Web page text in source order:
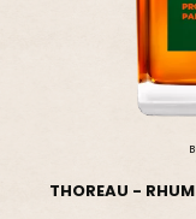
THOREAU -